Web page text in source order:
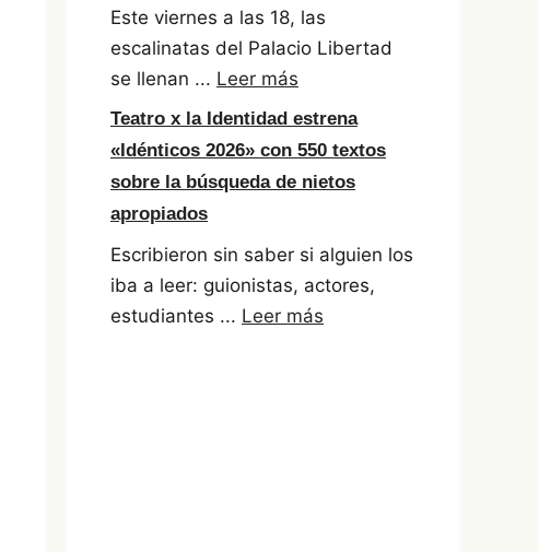
Este viernes a las 18, las
escalinatas del Palacio Libertad
se llenan ... Leer más
Teatro x la Identidad estrena
«Idénticos 2026» con 550 textos
sobre la búsqueda de nietos
apropiados
Escribieron sin saber si alguien los
iba a leer: guionistas, actores,
estudiantes ... Leer más